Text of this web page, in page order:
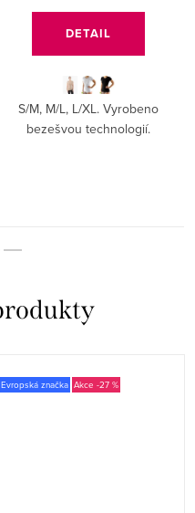
DETAIL
S/M, M/L, L/XL. Vyrobeno
bezešvou technologií.
Evropská značka -27 %